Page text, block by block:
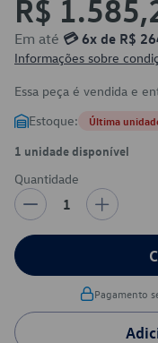
R$
Em até 💳 6x de R$
Informações sobre
Essa peça é vendida e
Estoque: Última
1 unidade disponível
Quantidade
1
Pagamento